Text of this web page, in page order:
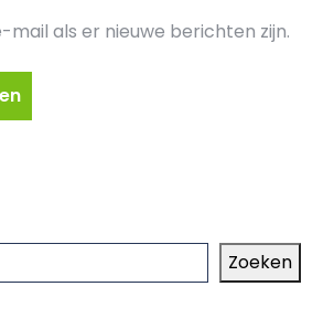
mail als er nieuwe berichten zijn.
Zoeken